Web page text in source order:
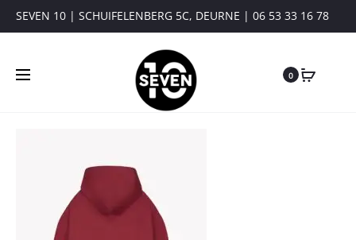
SEVEN 10 | SCHUIFELENBERG 5C, DEURNE | 06 53 33 16 78
0